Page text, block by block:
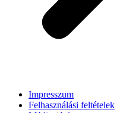
Impresszum
Felhasználási feltételek